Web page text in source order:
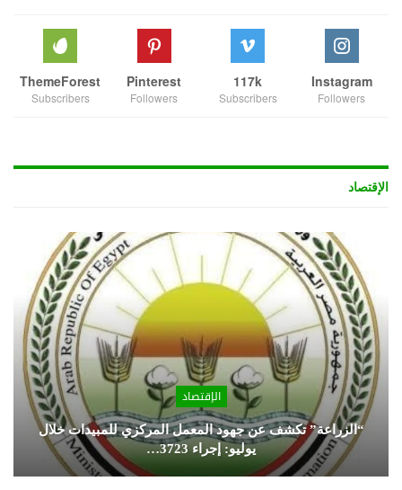
Instagram
Followers
117k
Subscribers
Pinterest
Followers
ThemeForest
Subscribers
الإقتصاد
الإقتصاد
“الزراعة” تكشف عن جهود المعمل المركزي للمبيدات خلال
يوليو: إجراء 3723…